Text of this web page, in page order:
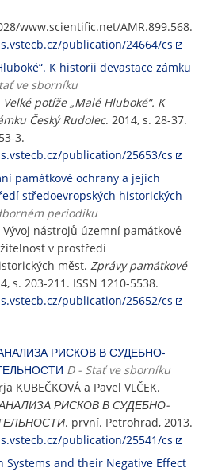
www.scientific.net/AMR.899.568.
publication/24664/cs
K historii devastace zámku
ve sborníku
Velké potíže „Malé Hluboké“. K
Český Rudolec. 2014, s. 28-37.
3.
publication/25653/cs
památkové ochrany a jejich
středoevropských historických
periodiku
Vývoj nástrojů územní památkové
v prostředí
měst. Zprávy památkové
s. 203-211. ISSN 1210-5538.
publication/25652/cs
РИСКОВ В СУДЕБНО-
D - Stať ve sborníku
KUBEČKOVÁ a Pavel VLČEK.
РИСКОВ В СУДЕБНО-
. první. Petrohrad, 2013.
publication/25541/cs
Systems and their Negative Effect